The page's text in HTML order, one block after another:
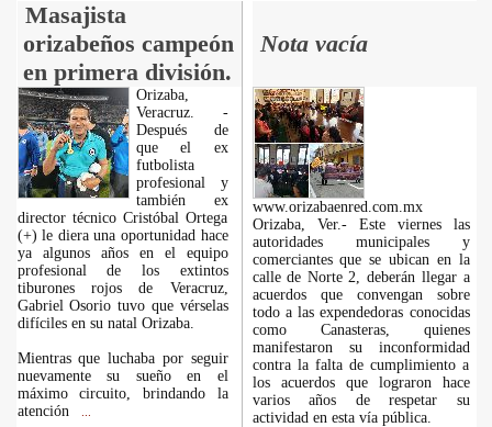
Masajista
orizabeños campeón
en primera división.
Nota vacía
Orizaba,
Veracruz. -
Después de
que el ex
futbolista
profesional y
también ex
director técnico Cristóbal Ortega
(+) le diera una oportunidad hace
ya algunos años en el equipo
profesional de los extintos
tiburones rojos de Veracruz,
Gabriel Osorio tuvo que vérselas
difíciles en su natal Orizaba.
Mientras que luchaba por seguir
nuevamente su sueño en el
máximo circuito, brindando la
atención
www.orizabaenred.com.mx
Orizaba, Ver.- Este viernes las
autoridades municipales y
comerciantes que se ubican en la
calle de Norte 2, deberán llegar a
acuerdos que convengan sobre
todo a las expendedoras conocidas
como Canasteras, quienes
manifestaron su inconformidad
contra la falta de cumplimiento a
los acuerdos que lograron hace
varios años de respetar su
actividad en esta vía pública.